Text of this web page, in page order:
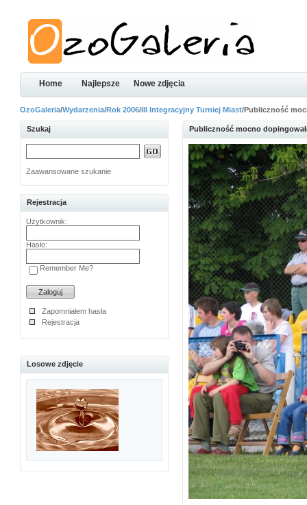
Home Najlepsze Nowe zdjęcia
OzoGaleria/Wydarzenia/Rok 2006/III Integracyjny Turniej Miast/Publiczność
Szukaj
Zaawansowane szukanie
Rejestracja
Użytkownik:
Hasło:
Remember Me?
Zapomniałem hasła
Rejestracja
Losowe zdjęcie
Publiczność mocno